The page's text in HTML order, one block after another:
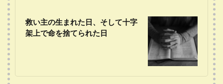
救い主の生まれた日、そして十字
架上で命を捨てられた日